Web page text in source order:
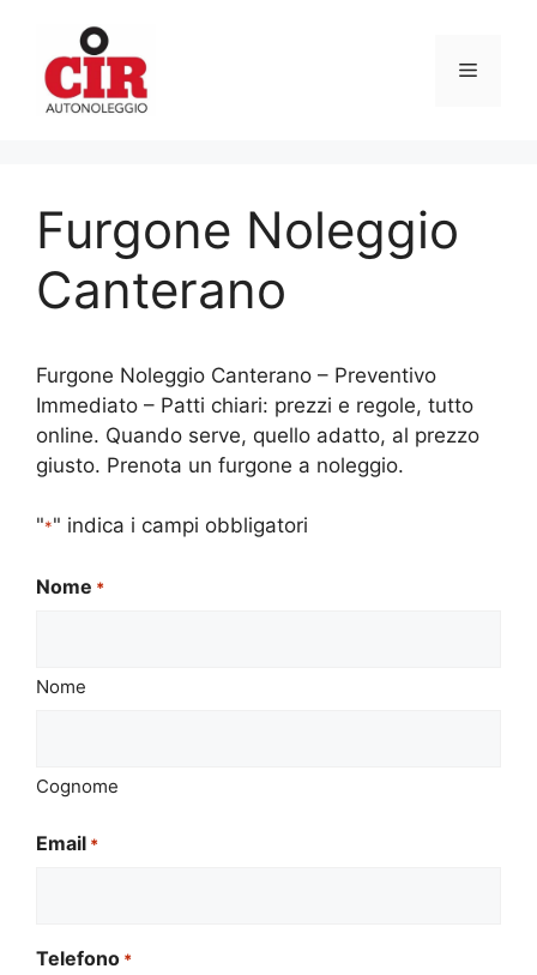
contenuto
Menu
Furgone Noleggio
Canterano
Furgone Noleggio Canterano – Preventivo
Immediato – Patti chiari: prezzi e regole, tutto
online. Quando serve, quello adatto, al prezzo
giusto. Prenota un furgone a noleggio.
"*" indica i campi obbligatori
Nome *
Nome
Cognome
Email *
Telefono *